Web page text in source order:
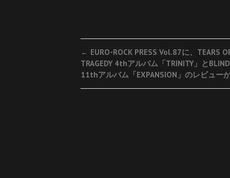
Post
navigation
← EURO-ROCK PRESS Vol.87に、TEARS
TRAGEDY 4thアルバム「TRINITY」と
11thアルバム「EXPANSION」のレビュー